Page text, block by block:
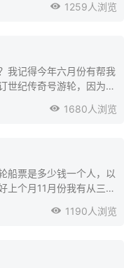
给我母亲预订的世纪传奇
是很有趣，好玩的。老妈
片，回来也跟我分享了
也感到开心。希望后面我
游玩。
 1259人浏览
我记得今年六月份有帮我
世纪传奇号游轮，因为她
轮，既可以享受慢时光坐
，但是没有看见天子号有
相关的信息吧。
 1680人浏览
船票是多少钱一个人，以
上个月11月份我有从三峡
订的亲子家庭房。价格的
的游船，游轮上面的装
凯哥游轮拥有上千平米
 1190人浏览